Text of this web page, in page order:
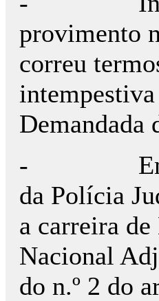
provimento
correu
Demandada
- Em 11-
da Polícia
a carreira
Nacional
do n.º 2 do